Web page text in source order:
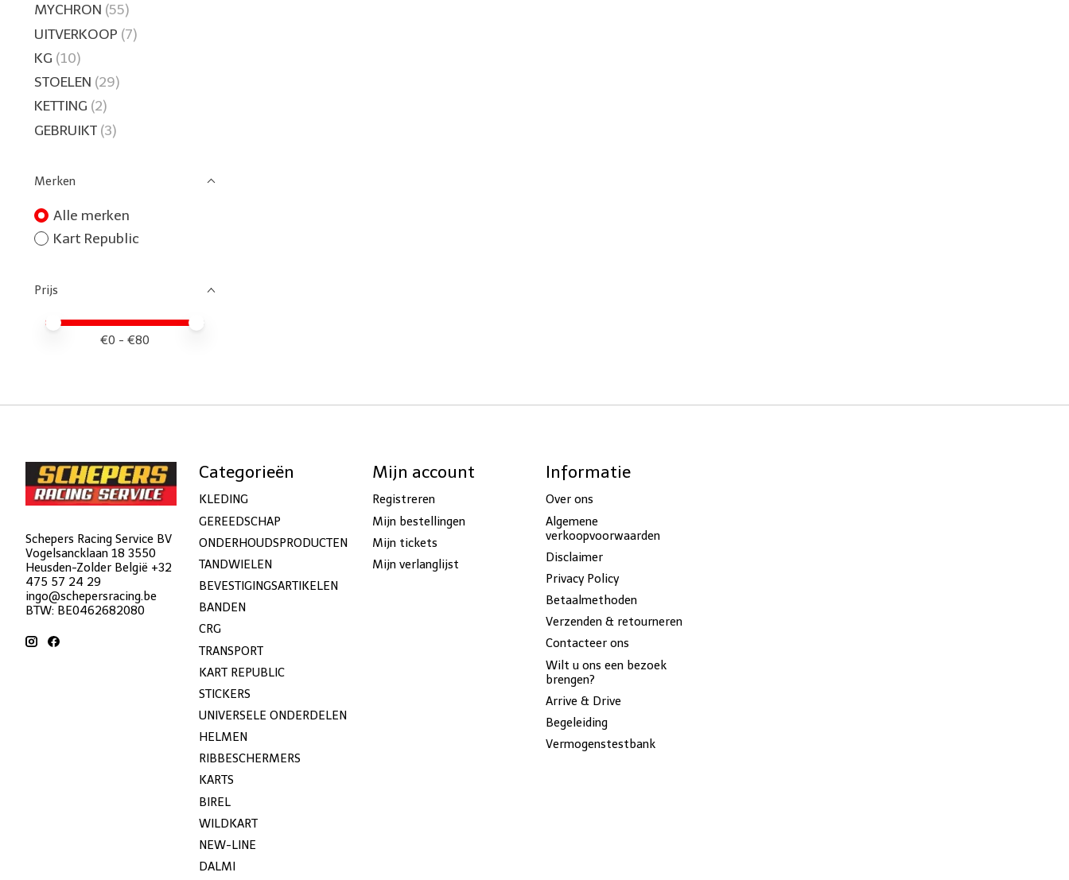
MYCHRON (55)
UITVERKOOP (7)
KG (10)
STOELEN (29)
KETTING (2)
GEBRUIKT (3)
Merken
Alle merken
Kart Republic
Prijs
Minimale prijswaarde
Price maximum value
€0 - €80
Schepers Racing Service BV
Vogelsancklaan 18 3550
Heusden-Zolder België +32
475 57 24 29
ingo@schepersracing.be
BTW: BE0462682080
Categorieën
KLEDING
GEREEDSCHAP
ONDERHOUDSPRODUCTEN
TANDWIELEN
BEVESTIGINGSARTIKELEN
BANDEN
CRG
TRANSPORT
KART REPUBLIC
STICKERS
UNIVERSELE ONDERDELEN
HELMEN
RIBBESCHERMERS
KARTS
BIREL
WILDKART
NEW-LINE
DALMI
Mijn account
Registreren
Mijn bestellingen
Mijn tickets
Mijn verlanglijst
Informatie
Over ons
Algemene
verkoopvoorwaarden
Disclaimer
Privacy Policy
Betaalmethoden
Verzenden & retourneren
Contacteer ons
Wilt u ons een bezoek
brengen?
Arrive & Drive
Begeleiding
Vermogenstestbank